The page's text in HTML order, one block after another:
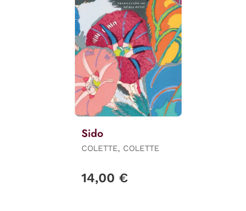
Sido
COLETTE, COLETTE
14,00 €